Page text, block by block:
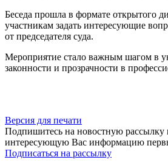
Беседа прошла в формате открытого
участникам задать интересующие
от председателя суда.
Мероприятие стало важным шагом в
законности и прозрачности в
Версия для печати
Подпишитесь на новостную рассылку
интересующую Вас информацию
Подписаться на рассылку